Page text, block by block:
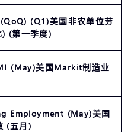
(Q1)美国非农单位劳
(第一季度)
(May)美国Markit制造业
Employment (May)美国
(五月)